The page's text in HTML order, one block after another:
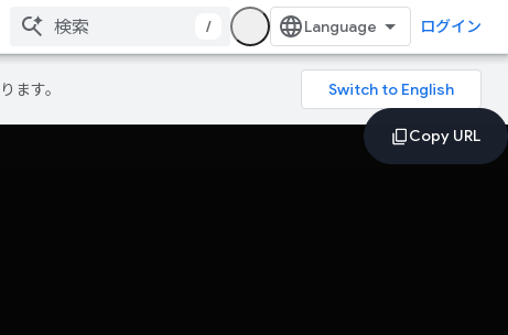
/ ログイン
ます。